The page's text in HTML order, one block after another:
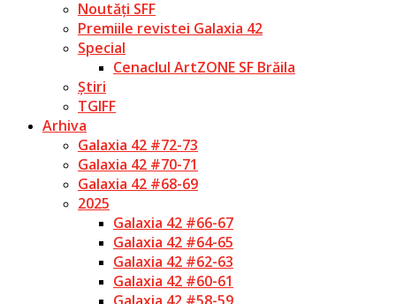
Noutăți SFF
Premiile revistei Galaxia 42
Special
Cenaclul ArtZONE SF Brăila
Știri
TGIFF
Arhiva
Galaxia 42 #72-73
Galaxia 42 #70-71
Galaxia 42 #68-69
2025
Galaxia 42 #66-67
Galaxia 42 #64-65
Galaxia 42 #62-63
Galaxia 42 #60-61